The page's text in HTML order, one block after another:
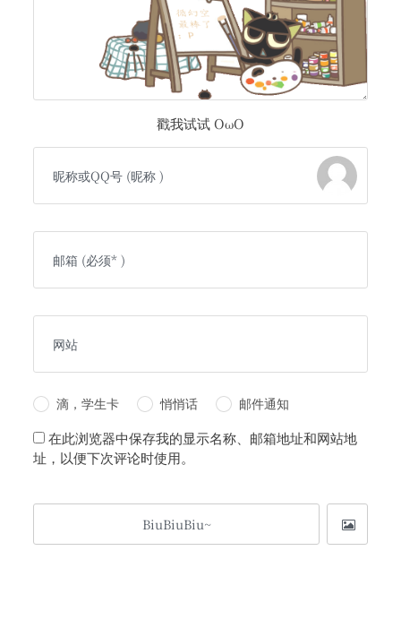
戳我试试 OωO
滴，学生卡 悄悄话 邮件通知
在此浏览器中保存我的显示名称、邮箱地址和网站地
址，以便下次评论时使用。